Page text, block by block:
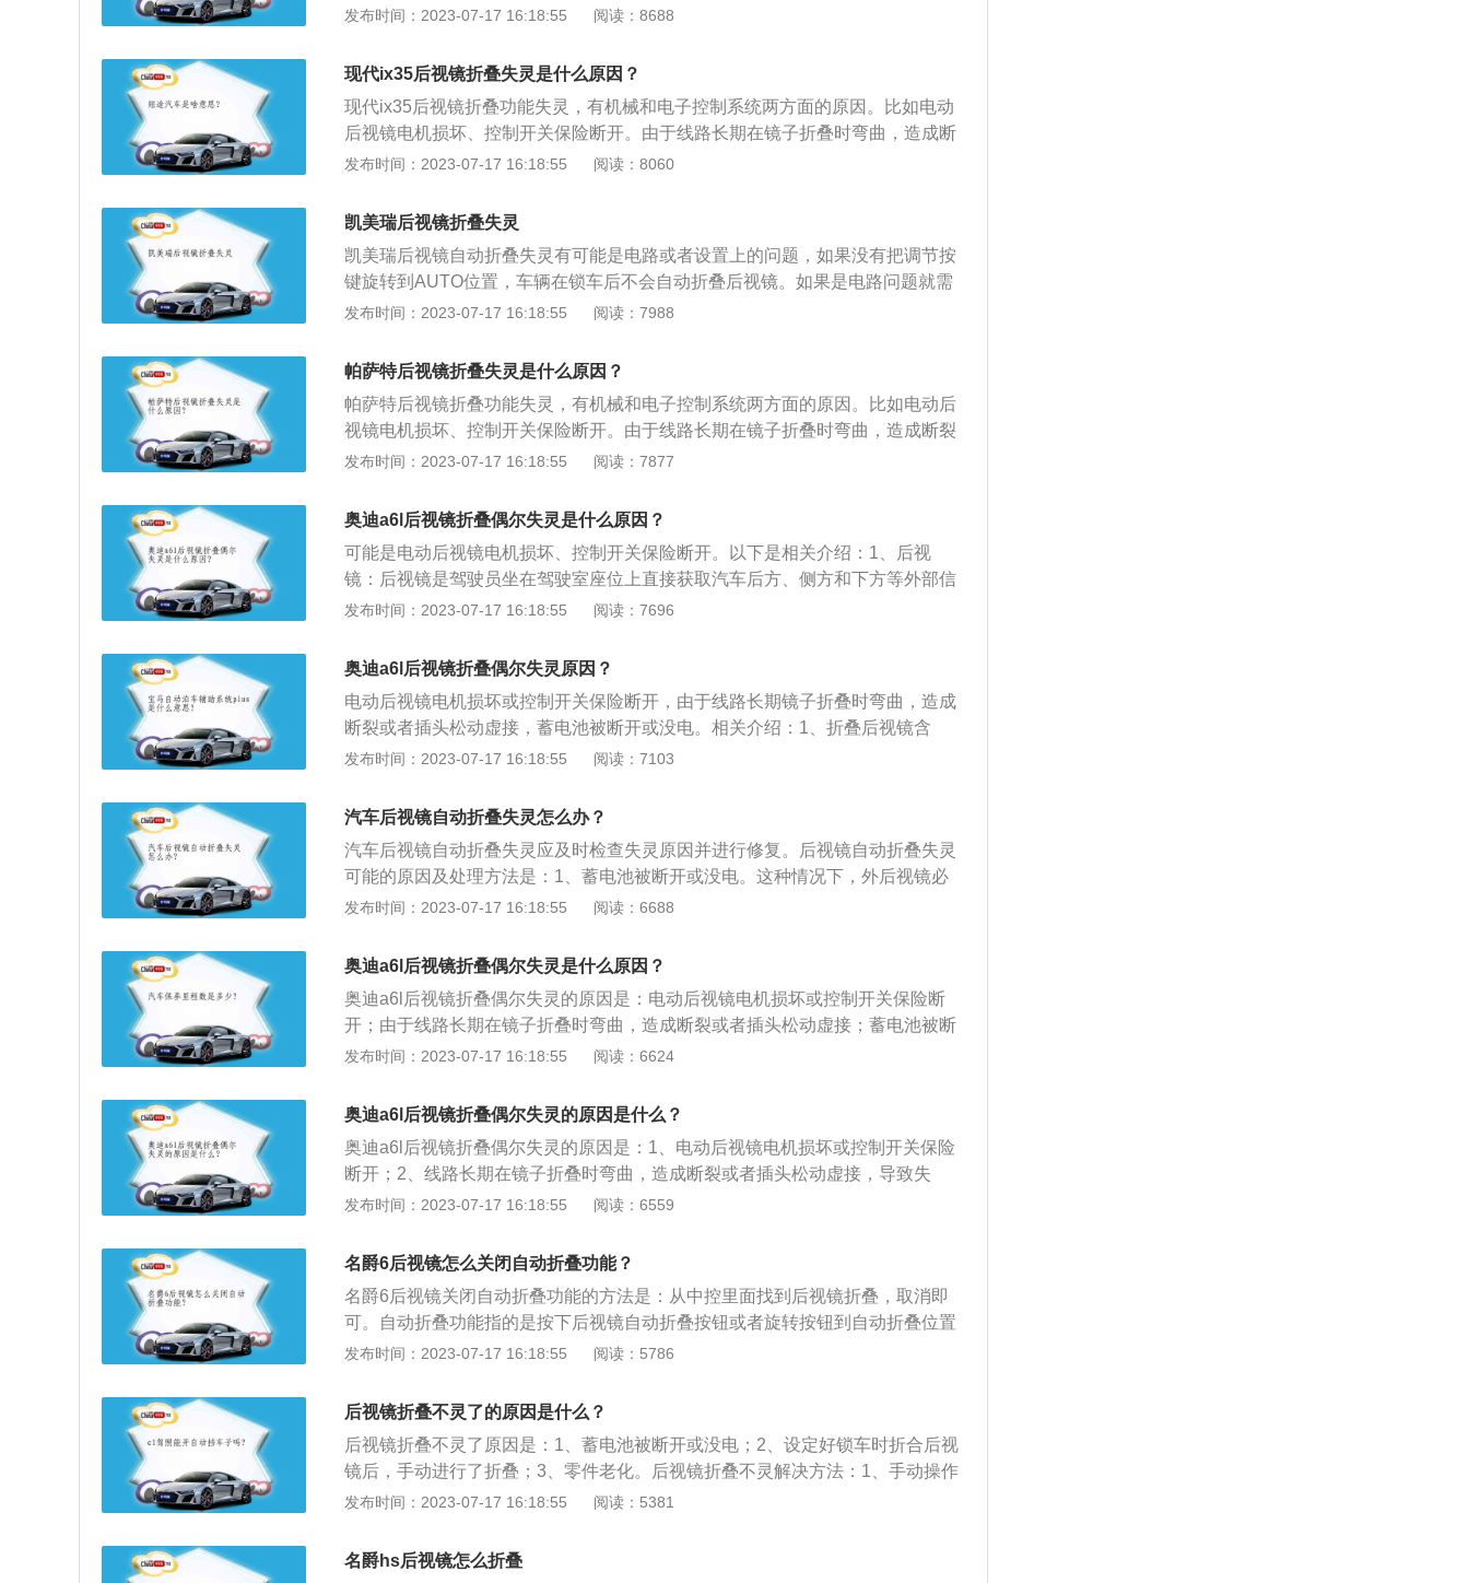
能力：后视镜作为汽车上安装的最宽的部件，在摩擦的情况下最容易受到冲击。
通过狭窄道路时可以缩小，提高汽车的通过能力。避免刮擦：可减少车位有效避
免刮擦。在大多数情况下，后视镜折叠按钮位于驾驶员侧门的电动开启和关闭区
域，但也有例外，如换挡基地区域。
发布时间：2023-07-17 16:18:55 阅读：8688
现代ix35后视镜折叠失灵是什么原因？
现代ix35后视镜折叠功能失灵，有机械和电子控制系统两方面的原因。比如电动
后视镜电机损坏、控制开关保险断开。由于线路长期在镜子折叠时弯曲，造成断
裂或者插头松动虚接，也会导致失灵。关于后视镜加热功能的相关信息如下：
视镜加热开关位置有差异，不过其标志基本都类似。2、工作原理：在两侧后视
镜的镜片内安装一个电热片（电热膜），在雨雪天气时，车主打开后视镜电加热
功能，电热片会在几分钟内迅速加热至一个固定的温度，一般在35-60摄氏度之
间，从而起到对镜片加热，除雾除霜的效果。
发布时间：2023-07-17 16:18:55 阅读：8060
凯美瑞后视镜折叠失灵
凯美瑞后视镜自动折叠失灵有可能是电路或者设置上的问题，如果没有把调节按
键旋转到AUTO位置，车辆在锁车后不会自动折叠后视镜。如果是电路问题就需
要到专业的维修机构进行检查。以下是扩展资料：1、作用：后视镜作为安装在
避免擦伤，就需要后视镜有折叠功能。具有折叠功能的后视镜，在通过狭窄路段
时可以收缩起来，提高了车子的通过性，在驾驶员离开车子的时候，也可以把后
视镜折叠起来。2、产品特色：现在在中、高档车上，其后视镜基本上都可以折
叠，折叠功能分为两种，一种是手动，需要折叠的时候驾驶员必须把手伸出窗外
或下车折叠，既不方便又不安全，这种折叠的后视镜现在已经很少。还有一种是
动车辆时后视镜会自动打开。
发布时间：2023-07-17 16:18:55 阅读：7988
帕萨特后视镜折叠失灵是什么原因？
帕萨特后视镜折叠功能失灵，有机械和电子控制系统两方面的原因。比如电动后
视镜电机损坏、控制开关保险断开。由于线路长期在镜子折叠时弯曲，造成断裂
或者插头松动虚接，也会导致失灵。关于汽车后视镜的相关信息如下：1、位
车后视镜反映汽车后方、侧方和下方的情况，使驾驶者可以间接地看清楚这些位
置的情况，它起着“第二只眼睛”的作用，扩大了驾驶者的视野范围。
发布时间：2023-07-17 16:18:55 阅读：7877
奥迪a6l后视镜折叠偶尔失灵是什么原因？
可能是电动后视镜电机损坏、控制开关保险断开。以下是相关介绍：1、后视
镜：后视镜是驾驶员坐在驾驶室座位上直接获取汽车后方、侧方和下方等外部信
息的工具。为了驾驶员操作方便，防止行车安全事故的发生，保障人身安全，各
丝：保险丝(fuse)也被称为电流保险丝，IEC127标准将它定义为"熔断体（fuse-lin
k)"。其主要是起过载保护作用。电路中正确安置保险丝，保险丝就会在电流异常
升高到一定的高度和热度的时候，自身熔断切断电流，保护了电路安全运行。
发布时间：2023-07-17 16:18:55 阅读：7696
奥迪a6l后视镜折叠偶尔失灵原因？
电动后视镜电机损坏或控制开关保险断开，由于线路长期镜子折叠时弯曲，造成
断裂或者插头松动虚接，蓄电池被断开或没电。相关介绍：1、折叠后视镜含
义：后视镜折叠功能是指汽车两侧后视镜在必要时可以折叠收缩起来，分为手动
到冲击。3、工作原理：当折叠功能被激活时，底物就会被电动折叠马达旋转到
销中心轴上。上部表面凸起结构防止定位块与电动折叠电机一起旋转。弹簧和弹
性环不会由于弹簧压缩而与衬底一起转动。电动折叠电机本身没有极限限位功
能，电折叠是由极限结构控制。
发布时间：2023-07-17 16:18:55 阅读：7103
汽车后视镜自动折叠失灵怎么办？
汽车后视镜自动折叠失灵应及时检查失灵原因并进行修复。后视镜自动折叠失灵
可能的原因及处理方法是：1、蓄电池被断开或没电。这种情况下，外后视镜必
须复位才能工作正常。具体的复位方法就是手动操作一下折叠按钮。2、设定好
部后视镜。扩展内容：后视镜电动折叠功能的作用是：1、避免后视镜擦伤。后
视镜作为安装在车辆上宽度最宽的零部件，在造成相擦的情况下，最易受到冲
击，后视镜电动折叠就可以避免后视镜被擦伤。2、提高车子的通过性。具有折
叠功能的后视镜，在通过狭窄路段时可以收缩起来，提高了车子的通过性。3、
保护后视镜镜面。后视镜电动折叠功能可以在车主离开汽车后折叠后视镜，保护
发布时间：2023-07-17 16:18:55 阅读：6688
奥迪a6l后视镜折叠偶尔失灵是什么原因？
奥迪a6l后视镜折叠偶尔失灵的原因是：电动后视镜电机损坏或控制开关保险断
开；由于线路长期在镜子折叠时弯曲，造成断裂或者插头松动虚接；蓄电池被断
开或没电。后视镜的作用是：反映汽车后方、侧方和下方的情况，扩大驾驶者的
身尺寸是：长5038mm、宽1886mm、高1475mm，轴距为3024mm，油箱容积为
73l。2020款奥迪a6l前悬架是五连杆独立悬架，后悬架是五连杆独立悬架，其搭
载了2.0l涡轮增压发动机，最大马力是190ps，最大功率是140kw，最大扭矩是32
0nm，与其匹配的是7挡双离合变速箱。
发布时间：2023-07-17 16:18:55 阅读：6624
奥迪a6l后视镜折叠偶尔失灵的原因是什么？
奥迪a6l后视镜折叠偶尔失灵的原因是：1、电动后视镜电机损坏或控制开关保险
断开；2、线路长期在镜子折叠时弯曲，造成断裂或者插头松动虚接，导致失
灵。以2021款奥迪a6l为例，其车身尺寸是：长5038mm、宽1886mm、高1475m
动机，最大马力是190ps，最大扭矩是320nm，最大功率是140kw，与其匹配的
是7挡双离合变速箱。
发布时间：2023-07-17 16:18:55 阅读：6559
名爵6后视镜怎么关闭自动折叠功能？
名爵6后视镜关闭自动折叠功能的方法是：从中控里面找到后视镜折叠，取消即
可。自动折叠功能指的是按下后视镜自动折叠按钮或者旋转按钮到自动折叠位置
后，两侧外后视镜会同时折叠。车身尺寸方面，名爵6的长宽高分别是4695mm、
1.5升涡轮增压发动机，采用的是6MT手动变速箱。名爵6采用了环绕式和偏向驾
驶席一侧的设计风格，其中内部所有红黑撞色的设计都很符合年轻消费群体的口
味，同时细节处展现的工艺和精致程度，也使得整车档次感十足。
发布时间：2023-07-17 16:18:55 阅读：5786
后视镜折叠不灵了的原因是什么？
后视镜折叠不灵了原因是：1、蓄电池被断开或没电；2、设定好锁车时折合后视
镜后，手动进行了折叠；3、零件老化。后视镜折叠不灵解决方法：1、手动操作
折叠按钮；2、进入车内，再按一下车门上的按钮手动展开外部后视镜；3、更换
人身安全，汽车上必须安装后视镜，且所有后视镜都必须能调整方向，驾驶员坐
在驾驶室座位上直接获取汽车后方，侧方和下方的外部信息。
发布时间：2023-07-17 16:18:55 阅读：5381
名爵hs后视镜怎么折叠